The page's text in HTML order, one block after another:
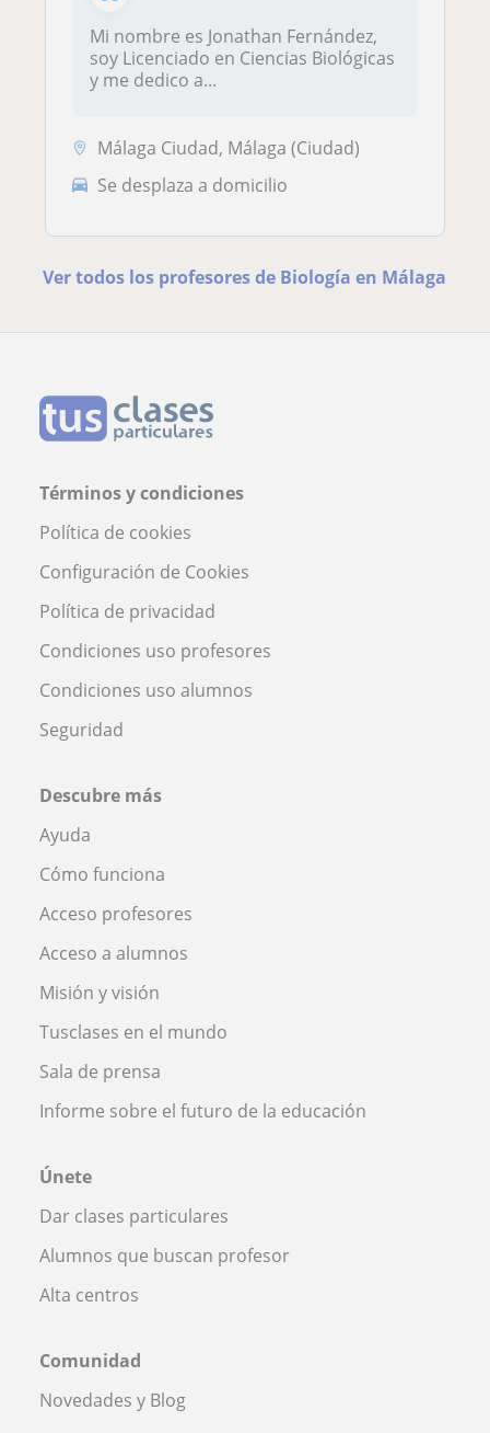
Mi nombre es Jonathan Fernández,
soy Licenciado en Ciencias Biológicas
y me dedico a...
Málaga Ciudad, Málaga (Ciudad)
Se desplaza a domicilio
Ver todos los profesores de Biología en Málaga
Términos y condiciones
Política de cookies
Configuración de Cookies
Política de privacidad
Condiciones uso profesores
Condiciones uso alumnos
Seguridad
Descubre más
Ayuda
Cómo funciona
Acceso profesores
Acceso a alumnos
Misión y visión
Tusclases en el mundo
Sala de prensa
Informe sobre el futuro de la educación
Únete
Dar clases particulares
Alumnos que buscan profesor
Alta centros
Comunidad
Novedades y Blog